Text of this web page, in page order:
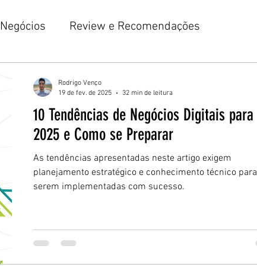
Negócios Review e Recomendações
10 Tendências de Negócios Digitais para
2025 e Como se Preparar
As tendências apresentadas neste artigo exigem
planejamento estratégico e conhecimento técnico para
serem implementadas com sucesso.
Rodrigo Venço
19 de fev. de 2025
32 min de leitura